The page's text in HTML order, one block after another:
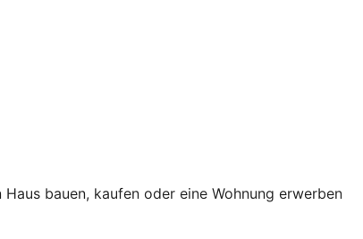
bauen, kaufen oder eine Wohnung erwerben